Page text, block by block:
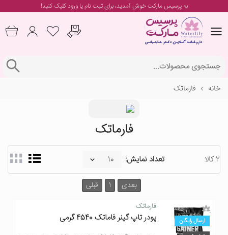
به پرسیس مارکت خوش آمدید، برایثبت نام یا ورودکلیک کنید!
خانه فارماتک
فارماتک
2 کالا تعداد نمایش:
قبلی 1 بعدی
ارسال رایگان
فارماتک
پودر تاپ گینر فاماتک 4540 گرمی